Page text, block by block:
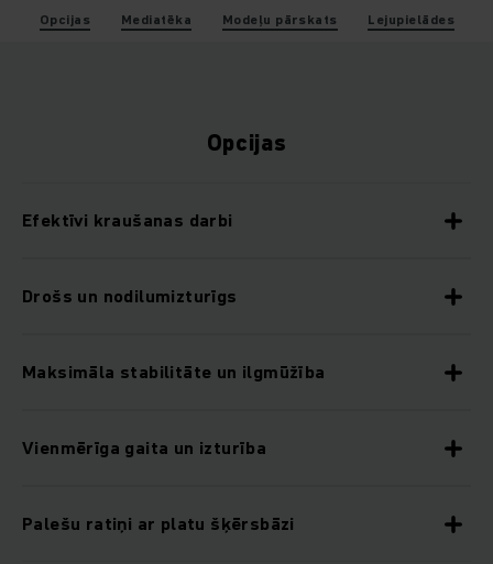
Opcijas Mediatēka Modeļu pārskats Lejupielādes
Opcijas
Efektīvi kraušanas darbi
Drošs un nodilumizturīgs
Maksimāla stabilitāte un ilgmūžība
Vienmērīga gaita un izturība
Palešu ratiņi ar platu šķērsbāzi